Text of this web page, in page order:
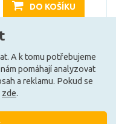
DO KOŠÍKU
Může být u Vás 17. 8.
A k tomu potřebujeme
pomáhají analyzovat
a reklamu. Pokud se
zde.